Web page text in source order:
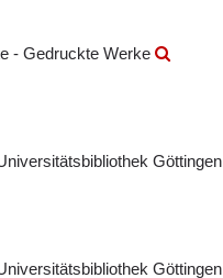
- Gedruckte Werke
Göttingen
Göttingen